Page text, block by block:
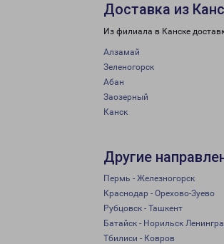
Доставка из
Из филиала в Канске
Алзамай
Зеленогорск
Абан
Заозерный
Канск
Другие
Пермь - Железногорск
Краснодар - Орехово-Зуево
Рубцовск - Ташкент
Батайск - Норильск
Тбилиси - Ковров